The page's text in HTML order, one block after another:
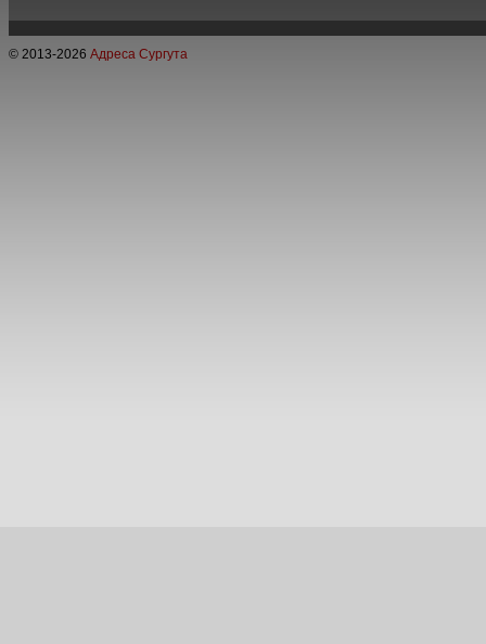
© 2013-2026 Адреса Сургута